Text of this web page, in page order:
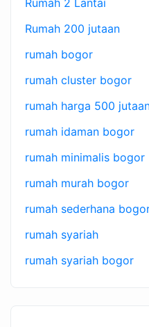
Rumah 2 Lantai
Rumah 200 jutaan
rumah bogor
rumah cluster bogor
rumah harga 500
rumah idaman bogor
rumah minimalis bogor
rumah murah bogor
rumah sederhana
rumah syariah
rumah syariah bogor